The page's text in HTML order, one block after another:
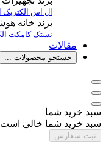
ال اس الکتریک
برند خانه
نستککامکث
مقالات
جستجو محصولات ...
سبد خرید شما
سبد خرید شما خالی
ثبت سفارش